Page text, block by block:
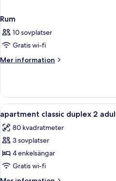
Rum
10 sovplatser
Gratis wi-fi
Mer information
Mer
Öppna
alla
foton
för
apartment
classic
duplex
8
apartment classic duplex 2
80 kvadratmeter
3 sovplatser
4 enkelsängar
Gratis wi-fi